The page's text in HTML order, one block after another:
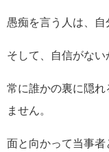
愚痴を言う人は、自
そして、自信がない
常に誰かの裏に隠れ
ません。
面と向かって当事者